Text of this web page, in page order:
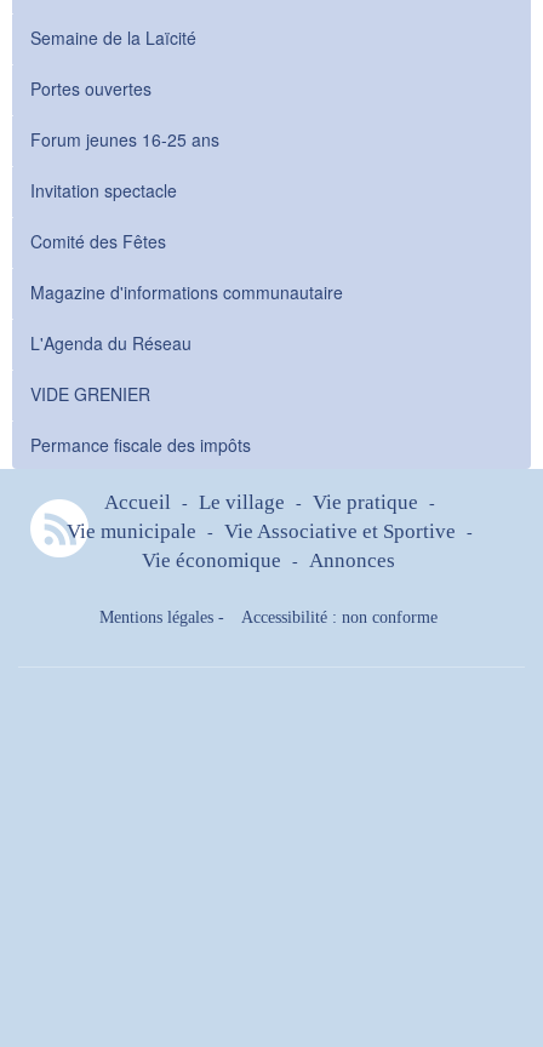
Semaine de la Laïcité
Portes ouvertes
Forum jeunes 16-25 ans
Invitation spectacle
Comité des Fêtes
Magazine d'informations communautaire
L'Agenda du Réseau
VIDE GRENIER
Permance fiscale des impôts
Accueil - Le village - Vie pratique -
Vie municipale - Vie Associative et Sportive -
Vie économique - Annonces
Mentions légales - Accessibilité : non conforme